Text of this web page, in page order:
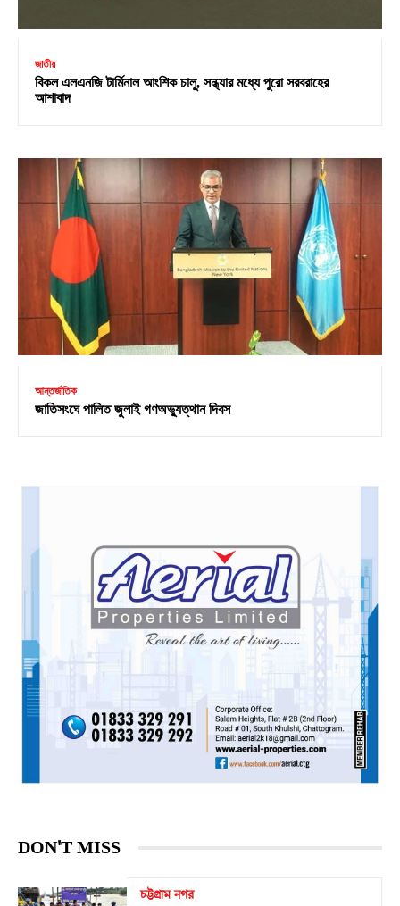
জাতীয়
বিকল এলএনজি টার্মিনাল আংশিক চালু, সন্ধ্যার মধ্যে পুরো সরবরাহের
আশাবাদ
আন্তর্জাতিক
জাতিসংঘে পালিত জুলাই গণঅভ্যুত্থান দিবস
DON'T MISS
চট্টগ্রাম নগর